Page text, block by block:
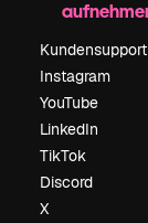
Kundensupport
Instagram
YouTube
LinkedIn
TikTok
Discord
X